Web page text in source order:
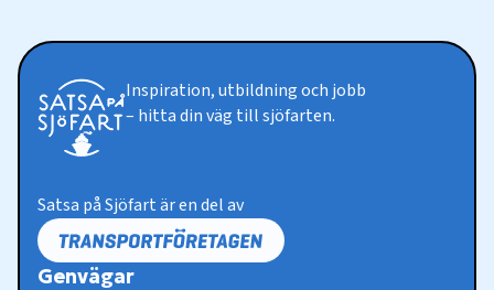
Inspiration, utbildning och jobb
– hitta din väg till sjöfarten.
Satsa på Sjöfart är en del av
Genvägar